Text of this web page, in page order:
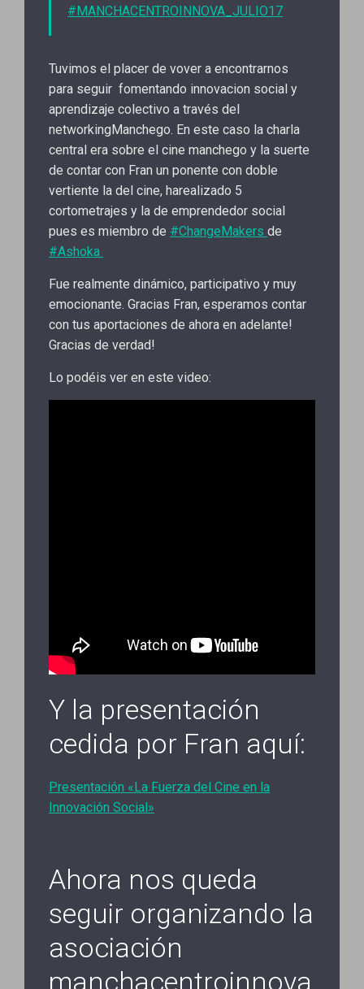
#MANCHACENTROINNOVA_JULIO17
Tuvimos el placer de vover a encontrarnos
para seguir fomentando innovacion social y
aprendizaje colectivo a través del
networkingManchego. En este caso la charla
central era sobre el cine manchego y la suerte
de contar con Fran un ponente con doble
vertiente la del cine, harealizado 5
cortometrajes y la de emprendedor social
pues es miembro de #ChangeMakers de
#Ashoka
Fue realmente dinámico, participativo y muy
emocionante. Gracias Fran, esperamos contar
con tus aportaciones de ahora en adelante!
Gracias de verdad!
Lo podéis ver en este video:
Y la presentación
cedida por Fran aquí:
Presentación «La Fuerza del Cine en la
Innovación Social»
Ahora nos queda
seguir organizando la
asociación
manchacentroinnova